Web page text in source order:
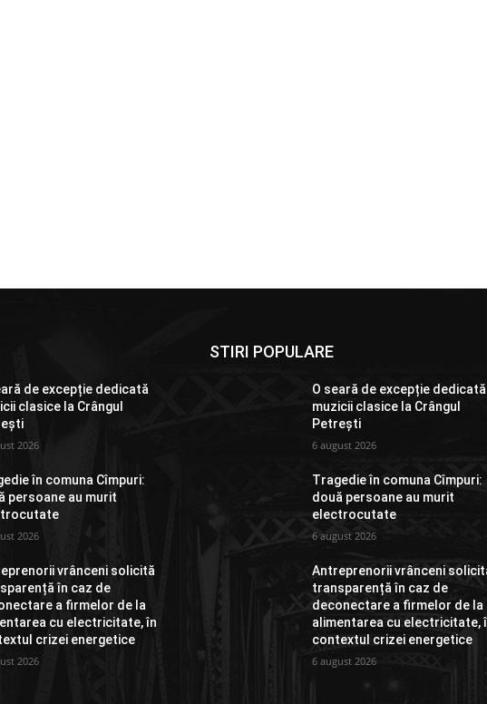
de excepție dedicată
clasice la Crângul
2026
în comuna Cîmpuri:
persoane au murit
2026
vrânceni solicită
în caz de
a firmelor de la
cu electricitate, în
crizei energetice
2026
STIRI POPULARE
O seară de excepție dedicată
muzicii clasice la Crângul
Petrești
6 august 2026
Tragedie în comuna Cîmpuri:
două persoane au murit
electrocutate
6 august 2026
Antreprenorii vrânceni
transparență în caz de
deconectare a firmelor de la
alimentarea cu electricitate,
contextul crizei energetice
6 august 2026